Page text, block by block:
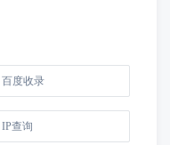
百度收录
IP查询